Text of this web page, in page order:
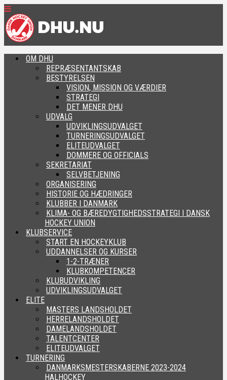
OM DHU
REPRÆSENTANTSKAB
BESTYRELSEN
VISION, MISSION OG VÆRDIER
STRATEGI
DET MENER DHU
UDVALG
UDVIKLINGSUDVALGET
TURNERINGSUDVALGET
ELITEUDVALGET
DOMMERE OG OFFICIALS
SEKRETARIAT
SELVBETJENING
ORGANISERING
HISTORIE OG HÆDRINGER
KLUBBER I DANMARK
KLIMA- OG BÆREDYGTIGHEDSSTRATEGI I DANSK
HOCKEY UNION
KLUBSERVICE
START EN HOCKEYKLUB
UDDANNELSER OG KURSER
1-2-TRÆNER
KLUBKOMPETENCER
KLUBUDVIKLING
UDVIKLINGSUDVALGET
ELITE
MASTERS LANDSHOLDET
HERRELANDSHOLDET
DAMELANDSHOLDET
TALENTCENTER
ELITEUDVALGET
TURNERING
DANMARKSMESTERSKABERNE 2023-2024
HALHOCKEY